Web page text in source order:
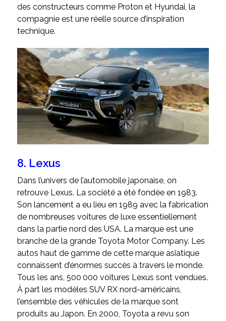
des constructeurs comme Proton et Hyundai, la
compagnie est une réelle source d’inspiration
technique.
8. Lexus
Dans l’univers de l’automobile japonaise, on
retrouve Lexus. La société a été fondée en 1983.
Son lancement a eu lieu en 1989 avec la fabrication
de nombreuses voitures de luxe essentiellement
dans la partie nord des USA. La marque est une
branche de la grande Toyota Motor Company. Les
autos haut de gamme de cette marque asiatique
connaissent d’énormes succès à travers le monde.
Tous les ans, 500 000 voitures Lexus sont vendues.
À part les modèles SUV RX nord-américains,
l’ensemble des véhicules de la marque sont
produits au Japon. En 2000, Toyota a revu son